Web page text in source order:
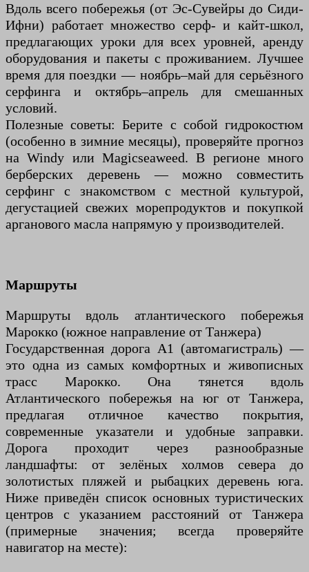
Вдоль всего побережья (от Эс-Сувейры до Сиди-
Ифни) работает множество серф- и кайт-школ,
предлагающих уроки для всех уровней, аренду
оборудования и пакеты с проживанием. Лучшее
время для поездки — ноябрь–май для серьёзного
серфинга и октябрь–апрель для смешанных
условий.
Полезные советы: Берите с собой гидрокостюм
(особенно в зимние месяцы), проверяйте прогноз
на Windy или Magicseaweed. В регионе много
берберских деревень — можно совместить
серфинг с знакомством с местной культурой,
дегустацией свежих морепродуктов и покупкой
арганового масла напрямую у производителей.
Маршруты
Маршруты вдоль атлантического побережья
Марокко (южное направление от Танжера)
Государственная дорога A1 (автомагистраль) —
это одна из самых комфортных и живописных
трасс Марокко. Она тянется вдоль
Атлантического побережья на юг от Танжера,
предлагая отличное качество покрытия,
современные указатели и удобные заправки.
Дорога проходит через разнообразные
ландшафты: от зелёных холмов севера до
золотистых пляжей и рыбацких деревень юга.
Ниже приведён список основных туристических
центров с указанием расстояний от Танжера
(примерные значения; всегда проверяйте
навигатор на месте):